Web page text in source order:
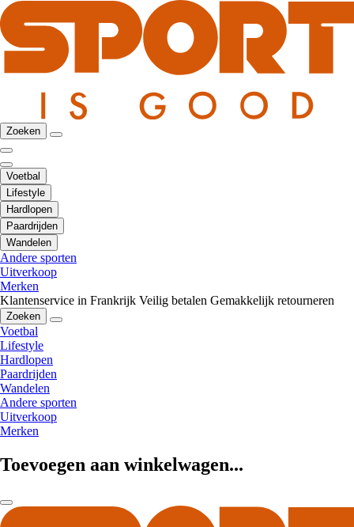
Zoeken
Voetbal
Lifestyle
Hardlopen
Paardrijden
Wandelen
Andere sporten
Uitverkoop
Merken
Klantenservice in Frankrijk Veilig betalen Gemakkelijk retourneren
Zoeken
Voetbal
Lifestyle
Hardlopen
Paardrijden
Wandelen
Andere sporten
Uitverkoop
Merken
Toevoegen aan winkelwagen...